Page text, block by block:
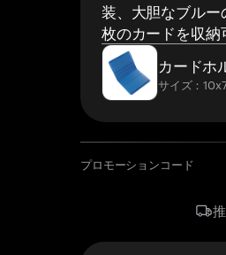
装、大胆なブルー
枚のカードを収納
カードホ
サイズ：
プロモーションコード